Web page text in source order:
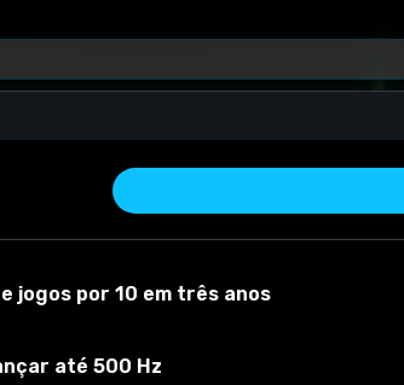
jogos por 10 em três anos
até 500 Hz